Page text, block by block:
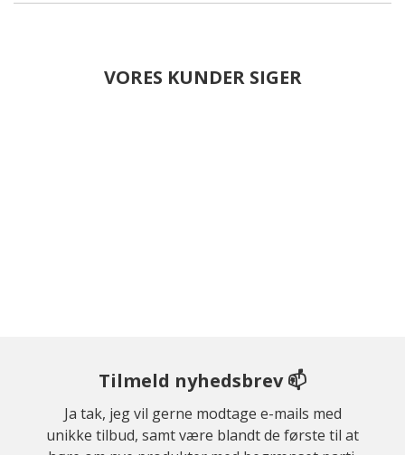
VORES KUNDER SIGER
Tilmeld nyhedsbrev 📫
Ja tak, jeg vil gerne modtage e-mails med
unikke tilbud, samt være blandt de første til at